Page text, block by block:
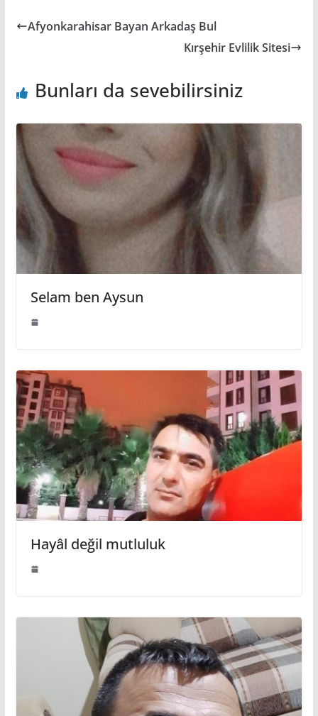
Afyonkarahisar Bayan Arkadaş Bul
Kırşehir Evlilik Sitesi
Bunları da sevebilirsiniz
Selam ben Aysun
Hayâl değil mutluluk